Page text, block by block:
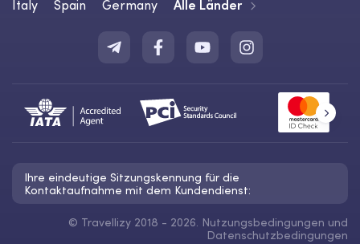
Italy
Spain Germany Alle Länder
Ihre eindeutige Sitzungskennung für die
Kontaktaufnahme mit dem Kundendienst:
© Travellizy 2018 - 2026. Nutzungsbedingungen und
Datenschutzbedingungen